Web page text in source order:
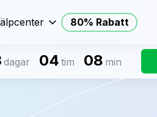
80% Rabatt
dagar 04 tim 08 min